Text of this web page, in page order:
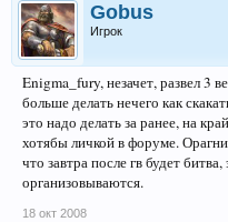
Gobus
Игрок
Enigma_fury, незачет, развел 3
больше делать нечего как
это надо делать за ранее, на
хотябы личкой в форуме.
что завтра после гв будет
организовываются.
18 окт 2008